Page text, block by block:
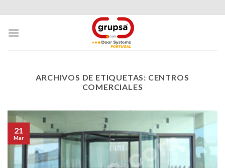
to
content
ARCHIVOS DE ETIQUETAS: CENTROS
COMERCIALES
21
Mar